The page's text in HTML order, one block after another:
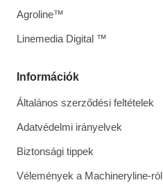
Információk
Általános szerződési feltételek
Adatvédelmi irányelvek
Biztonsági tippek
Vélemények a Machineryline-ról
Agroline™
Linemedia Digital ™